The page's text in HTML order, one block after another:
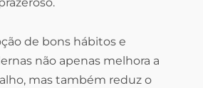
de bons hábitos e
não apenas melhora a
mas também reduz o